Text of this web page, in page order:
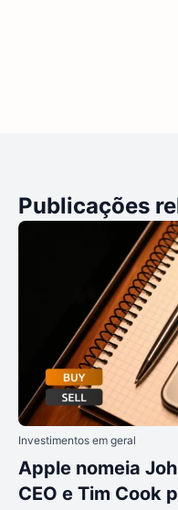
Publicações
Investimentos em geral
Apple nomeia
CEO e Tim Cook